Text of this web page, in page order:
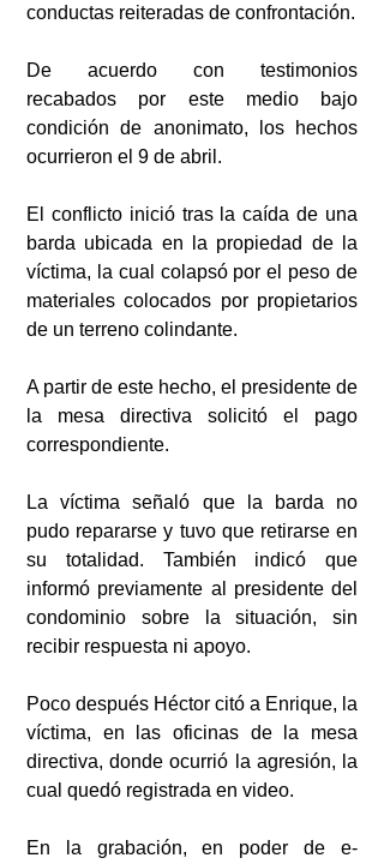
conductas reiteradas de confrontación.
De acuerdo con testimonios
recabados por este medio bajo
condición de anonimato, los hechos
ocurrieron el 9 de abril.
El conflicto inició tras la caída de una
barda ubicada en la propiedad de la
víctima, la cual colapsó por el peso de
materiales colocados por propietarios
de un terreno colindante.
A partir de este hecho, el presidente de
la mesa directiva solicitó el pago
correspondiente.
La víctima señaló que la barda no
pudo repararse y tuvo que retirarse en
su totalidad. También indicó que
informó previamente al presidente del
condominio sobre la situación, sin
recibir respuesta ni apoyo.
Poco después Héctor citó a Enrique, la
víctima, en las oficinas de la mesa
directiva, donde ocurrió la agresión, la
cual quedó registrada en video.
En la grabación, en poder de e-